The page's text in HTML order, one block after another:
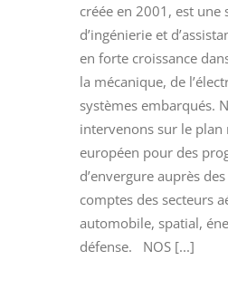
créée en 2001, est une
d’ingénierie et
en forte croissance
la mécanique, de
systèmes embarqués.
intervenons sur le plan
européen pour des
d’envergure auprès
comptes des secteurs
automobile, spatial,
défense. NOS [...]